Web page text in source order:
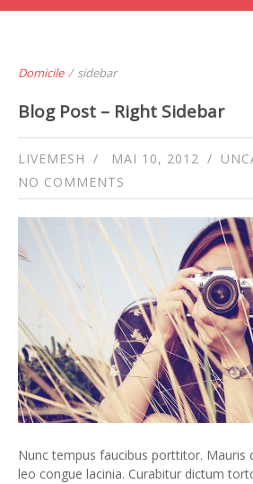
Domicile / sidebar
Blog Post – Right Sidebar
LIVEMESH MAI 10, 2012
NO COMMENTS
Nunc tempus faucibus porttitor. Mauris
leo congue lacinia. Curabitur dictum